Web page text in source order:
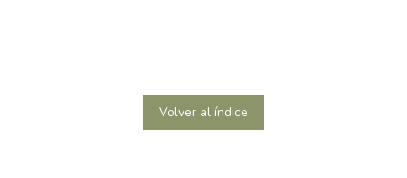
Volver al índice